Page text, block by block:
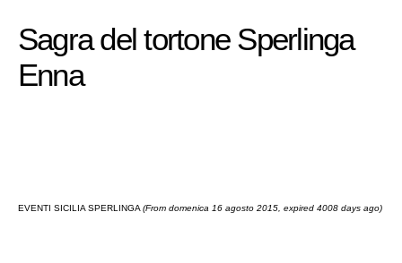
Sagra del tortone Sperlinga
Enna
EVENTI SICILIA SPERLINGA (From domenica 16 agosto 2015, expired 4008 days ago)